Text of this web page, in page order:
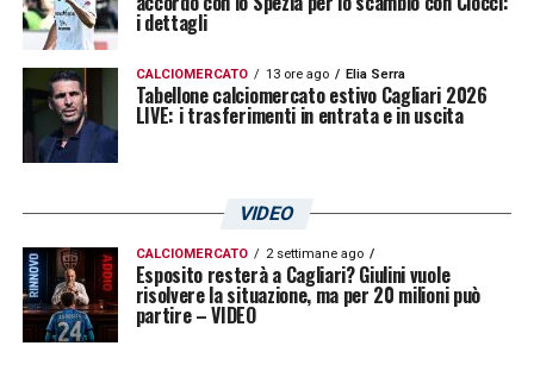
ritroverà di nuovo al CRAI Sport Center per
iniziare il ritiro pre-partita, domani alle 15
appuntamento all’Unipol Domus”.
LA PLAYLIST DELLE NOSTRE TOP NEWS
i dettagli
CALCIOMERCATO 13 ore ago Elia Serra
Tabellone calciomercato estivo Cagliari 2026
LIVE: i trasferimenti in entrata e in uscita
VIDEO
CALCIOMERCATO 2 settimane ago
Esposito resterà a Cagliari? Giulini vuole
risolvere la situazione, ma per 20 milioni può
partire – VIDEO